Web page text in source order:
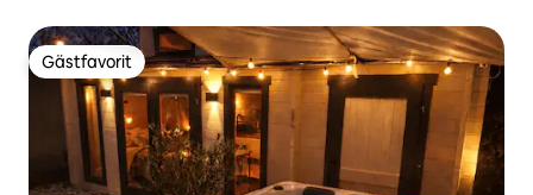
Gästfavorit
Gästfavorit